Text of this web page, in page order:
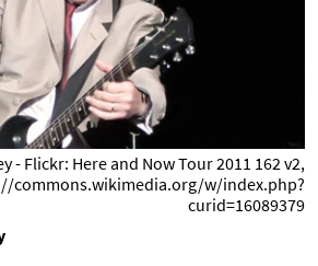
- Flickr: Here and Now Tour 2011 162 v2,
commons.wikimedia.org/w/index.php?
curid=16089379